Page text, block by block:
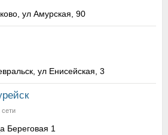
ул Амурская, 90
ул Енисейская, 3
сети
Береговая 1